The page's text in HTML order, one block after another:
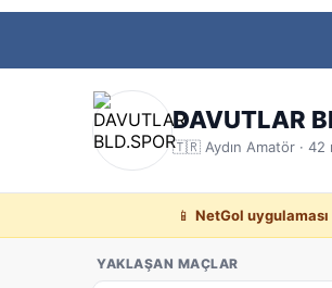
DAVUTLAR
🇹🇷 Aydın Amatör · 42
📱 NetGol uygulaması
YAKLAŞAN MAÇLAR